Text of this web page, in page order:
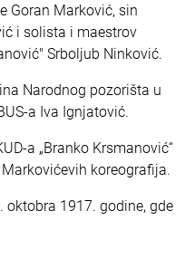
Goran Marković, sin
i solista i maestrov
Srboljub Ninković.
Narodnog pozorišta u
a Iva Ignjatović.
a „Branko Krsmanović“
koreografija.
oktobra 1917. godine, gde